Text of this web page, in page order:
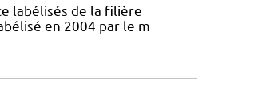
labélisés de la filière
en 2004 par le m